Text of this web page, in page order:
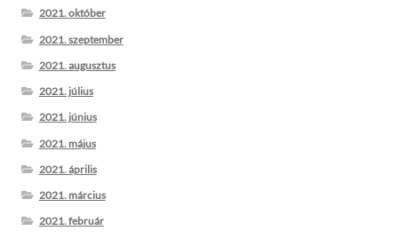
2021. október
2021. szeptember
2021. augusztus
2021. július
2021. június
2021. május
2021. április
2021. március
2021. február